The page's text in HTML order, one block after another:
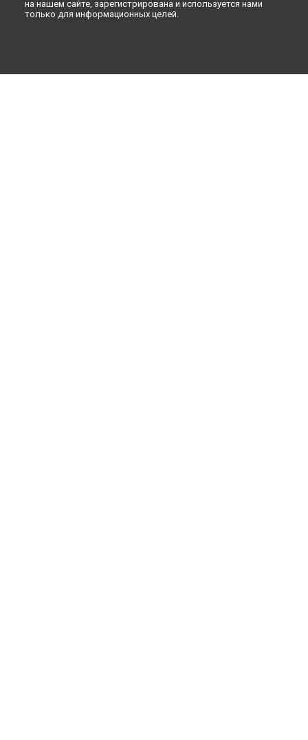
на нашем сайте, зарегистрирована и используется нами
только для информационных целей.